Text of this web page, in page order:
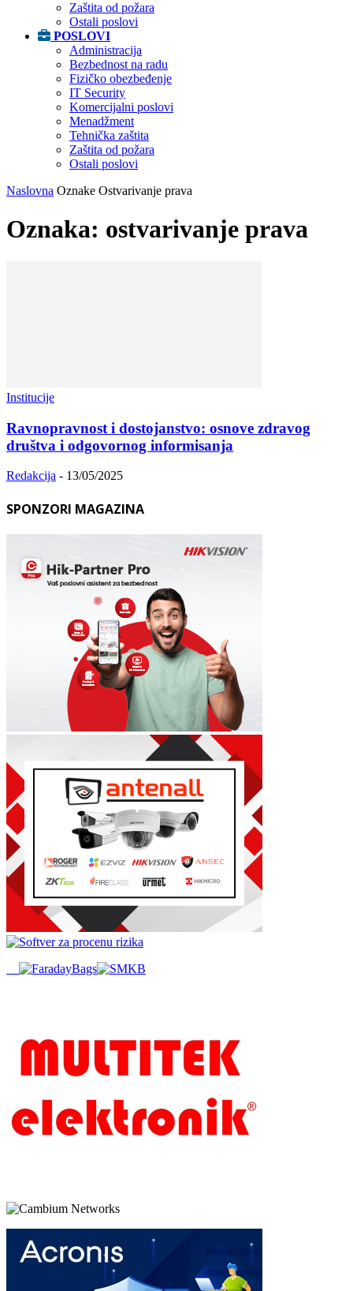
Zaštita od požara
Ostali poslovi
POSLOVI
Administracija
Bezbednost na radu
Fizičko obezbeđenje
IT Security
Komercijalni poslovi
Menadžment
Tehnička zaštita
Zaštita od požara
Ostali poslovi
Naslovna Oznake Ostvarivanje prava
Oznaka: ostvarivanje prava
Institucije
Ravnopravnost i dostojanstvo: osnove zdravog
društva i odgovornog informisanja
Redakcija - 13/05/2025
SPONZORI MAGAZINA